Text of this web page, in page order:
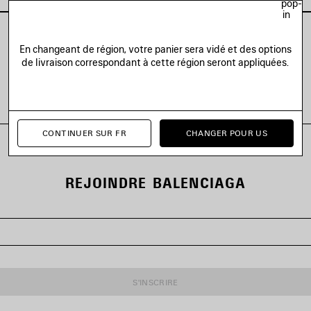
VOIR TOUS LES LOOKS
REJOINDRE BALENCIAGA
S'INSCRIRE
pop-
in
En changeant de région, votre panier sera vidé et des options
de livraison correspondant à cette région seront appliquées.
CONTINUER SUR FR CHANGER POUR US